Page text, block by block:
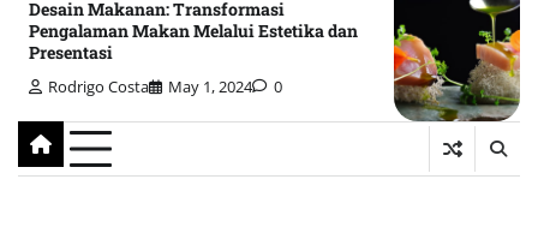
Desain Makanan: Transformasi
Pengalaman Makan Melalui Estetika dan
Presentasi
Rodrigo Costa May 1, 2024 0